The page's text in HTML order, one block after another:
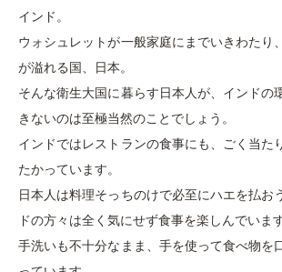
インド。
ウォシュレットが一般家庭にまでいきわたり
が溢れる国、日本。
そんな衛生大国に暮らす日本人が、インドの
きないのは至極当然のことでしょう。
インドではレストランの食事にも、ごく当た
たかっています。
日本人は料理そっちのけで必至にハエを払お
ドの方々は全く気にせず食事を楽しんでいます
手洗いも不十分なまま、手を使って食べ物を